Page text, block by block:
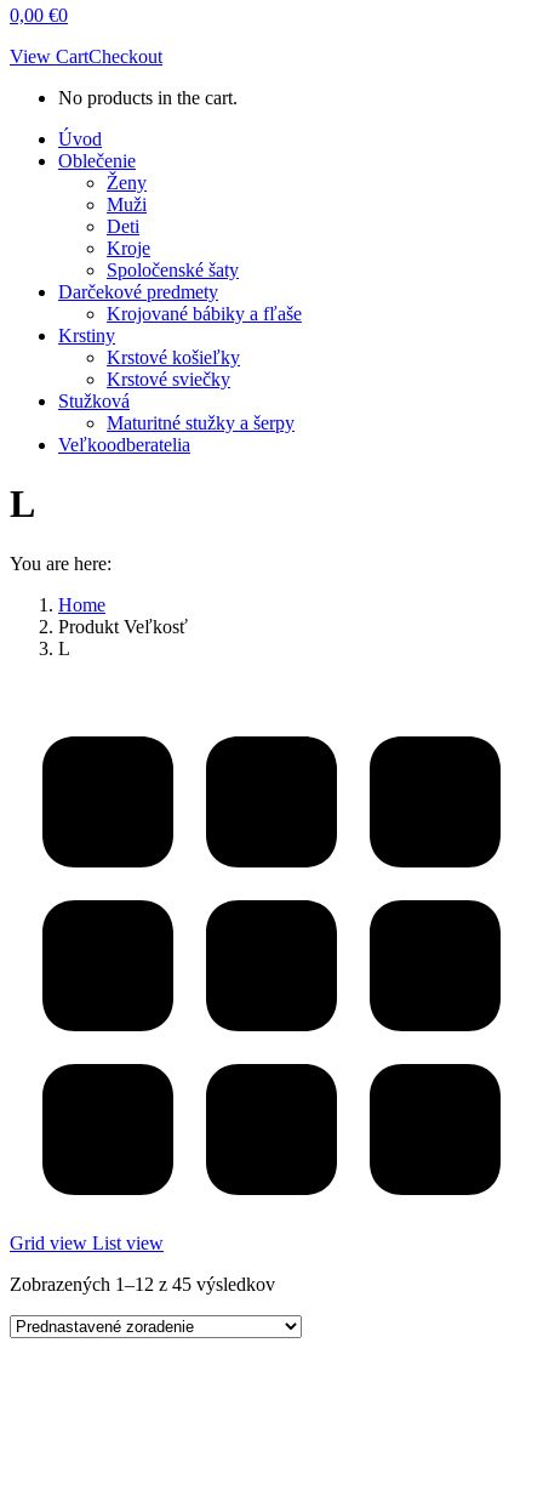
0,00 €0
View CartCheckout
No products in the cart.
Úvod
Oblečenie
Ženy
Muži
Deti
Kroje
Spoločenské šaty
Darčekové predmety
Krojované bábiky a fľaše
Krstiny
Krstové košieľky
Krstové sviečky
Stužková
Maturitné stužky a šerpy
Veľkoodberatelia
L
You are here:
Home
Produkt Veľkosť
L
Grid view List view
Zobrazených 1–12 z 45 výsledkov